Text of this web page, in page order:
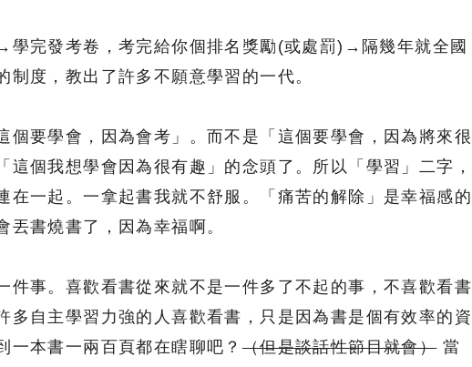
學完發考卷，考完給你個排名獎勵(或處罰)→隔幾年就全國
制度，教出了許多不願意學習的一代。
個要學會，因為會考」。而不是「這個要學會，因為將來很
這個我想學會因為很有趣」的念頭了。所以「學習」二字，
在一起。一拿起書我就不舒服。「痛苦的解除」是幸福感的
丟書燒書了，因為幸福啊。
件事。喜歡看書從來就不是一件多了不起的事，不喜歡看書
多自主學習力強的人喜歡看書，只是因為書是個有效率的資
一本書一兩百頁都在瞎聊吧？（但是談話性節目就會）當